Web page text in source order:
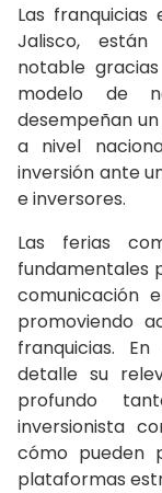
Las franquicias
Jalisco, están
notable
modelo de
desempeñan
a nivel
inversión ante
e inversores.
Las ferias
fundamentales
comunicación
promoviendo
franquicias.
detalle su
profundo
inversionista
cómo pueden
plataformas